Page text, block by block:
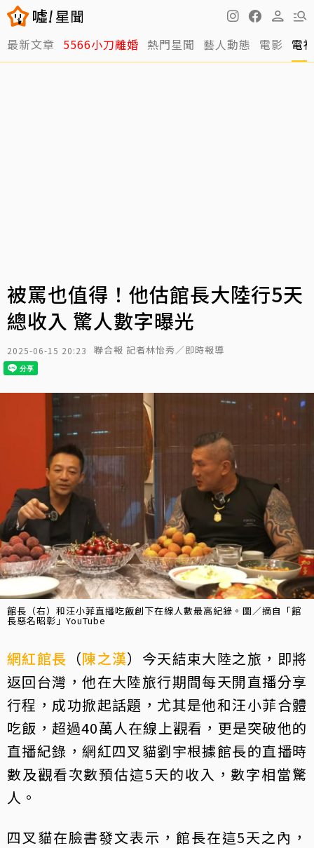
最新文章 5566小刀離婚 熱門星聞 藝人動態 電影 電
被罵也值得！他估館長大陸行5天
總收入 驚人數字曝光
2025-06-15 20:23 聯合報 記者林怡秀／即時報導
館長（右）和汪小菲直播吃飯創下在線人數最高紀錄。圖／摘自「館
長惡名昭彰」YouTube
網紅館長 （陳之漢）今天結束大陸之旅，即將
返回台灣，他在大陸旅行期間每天開直播分享
行程，成功掀起話題，尤其是他和汪小菲合體
吃飯，超過40萬人在線上觀看，更是突破他的
直播紀錄，網紅四叉貓劉宇根據館長的直播時
數及觀看次數預估這5天的收入，數字相當驚
人。
四叉貓在臉書發文表示，館長在這5天之內，